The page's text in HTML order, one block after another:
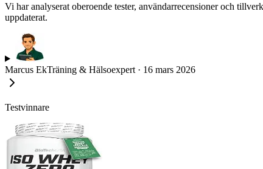
Vi har analyserat oberoende tester, användarrecensioner och
uppdaterat.
Marcus EkTräning & Hälsoexpert · 16 mars 2026
Testvinnare